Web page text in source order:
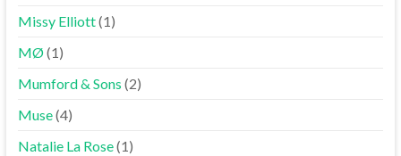
Missy Elliott(1)
MØ(1)
Mumford & Sons (2)
Muse(4)
Natalie La Rose(1)